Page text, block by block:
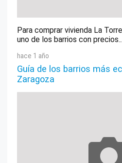
Para comprar vivienda La
uno de los barrios con precios...
hace 1 año
Guía de los barrios más
Zaragoza